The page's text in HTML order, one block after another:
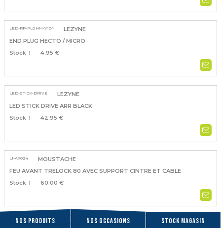
Nos produits Nos occasions Stock magasin
LED-RP-PLGHM-V104
LEZYNE
END PLUG HECTO / MICRO
1
4.95 €
LED-STICK-DRIVE
LEZYNE
LED STICK DRIVE ARR BLACK
1
42.95 €
LI-AX024
MOUSTACHE
FEU AVANT TRELOCK 80 AVEC SUPPORT CINTRE ET CABLE
1
60.00 €
LI-SP015A MOUSTACHE